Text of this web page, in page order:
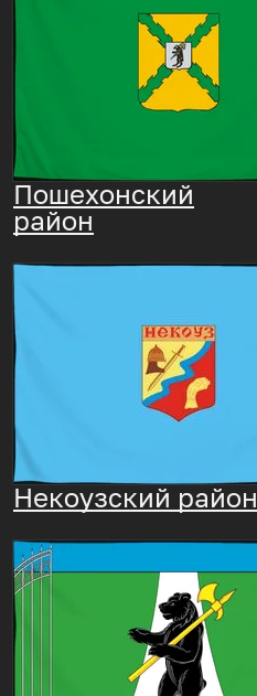
Пошехонский
район
Некоузский район